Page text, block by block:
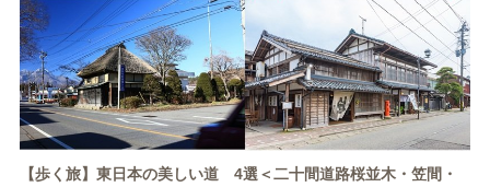
【歩く旅】東日本の美しい道 4選＜二十間道路桜並木・笠間・